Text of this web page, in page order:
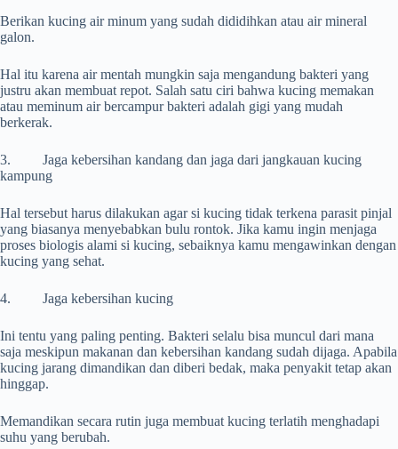
Berikan kucing air minum yang sudah dididihkan atau air mineral
galon.
Hal itu karena air mentah mungkin saja mengandung bakteri yang
justru akan membuat repot. Salah satu ciri bahwa kucing memakan
atau meminum air bercampur bakteri adalah gigi yang mudah
berkerak.
3. Jaga kebersihan kandang dan jaga dari jangkauan kucing
kampung
Hal tersebut harus dilakukan agar si kucing tidak terkena parasit pinjal
yang biasanya menyebabkan bulu rontok. Jika kamu ingin menjaga
proses biologis alami si kucing, sebaiknya kamu mengawinkan dengan
kucing yang sehat.
4. Jaga kebersihan kucing
Ini tentu yang paling penting. Bakteri selalu bisa muncul dari mana
saja meskipun makanan dan kebersihan kandang sudah dijaga. Apabila
kucing jarang dimandikan dan diberi bedak, maka penyakit tetap akan
hinggap.
Memandikan secara rutin juga membuat kucing terlatih menghadapi
suhu yang berubah.